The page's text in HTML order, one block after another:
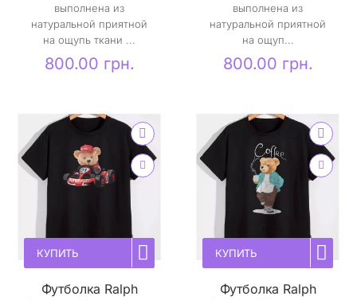
выполнена из
натуральной приятной
на ощупь ткани ...
800.00 грн.
выполнена из
натуральной приятной
на ощуп...
800.00 грн.
КУПИТЬ
Футболка Ralph
КУПИТЬ
Футболка Ralph